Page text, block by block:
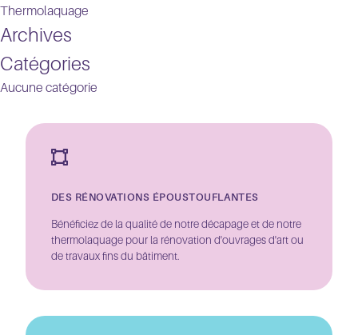
Thermolaquage
Archives
Catégories
Aucune catégorie
DES RÉNOVATIONS ÉPOUSTOUFLANTES
Bénéficiez de la qualité de notre décapage et de notre
thermolaquage pour la rénovation d'ouvrages d'art ou
de travaux fins du bâtiment.